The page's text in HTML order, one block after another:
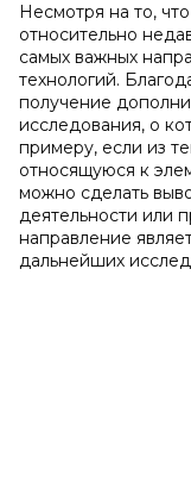
Несмотря на то,
относительно
самых важных
технологий.
получение
исследования, о
примеру, если из
относящуюся к
можно сделать
деятельности или
направление
дальнейших